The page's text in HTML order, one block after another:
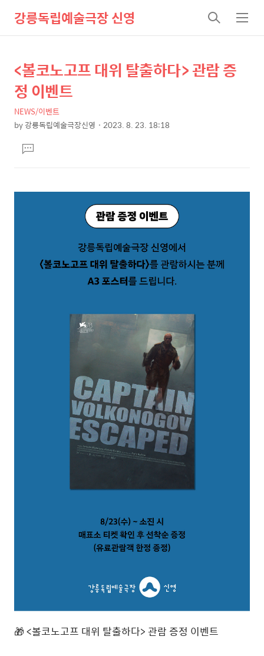
강릉독립예술극장 신영
검
색
메
뉴
상
세
컨
텐
본
제
목
<볼코노고프 대위 탈출하다> 관람 증
정 이벤트
NEWS/이벤트
by강릉독립예술극장신영 2023. 8. 23. 18:18
문댓
글
🎁<볼코노고프 대위 탈출하다>관람 증정 이벤트